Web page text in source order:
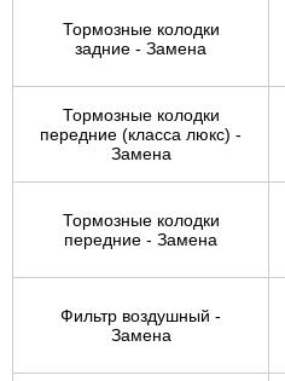
Тормозные колодки
задние - Замена
Тормозные колодки
передние (класса люкс) -
Замена
Тормозные колодки
передние - Замена
Фильтр воздушный -
Замена